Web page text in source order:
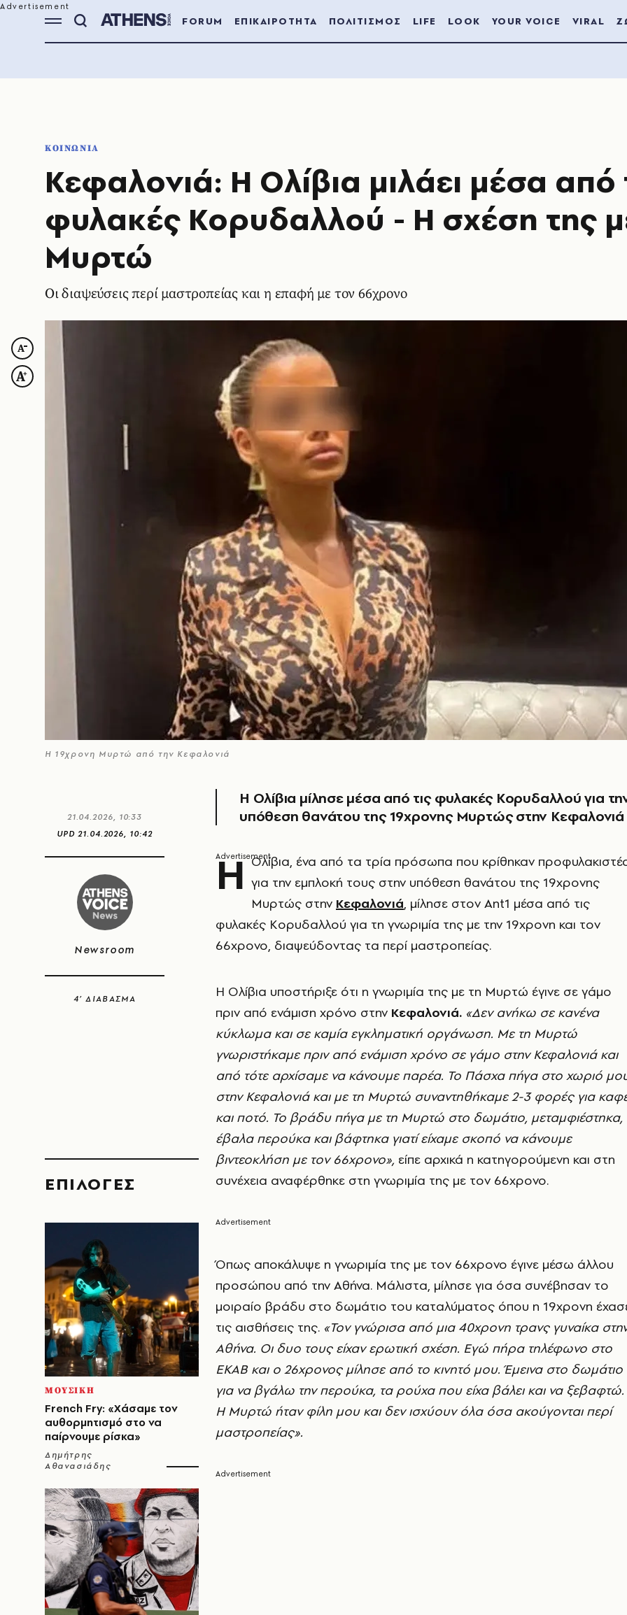
FORUM ΕΠΙΚΑΙΡΟΤΗΤΑ ΠΟΛΙΤΙΣΜΟΣ LIFE LOOK YOUR VOICE VIRAL
ΚΟΙΝΩΝΙΑ
Κεφαλονιά: Η Ολίβια μιλάει μέσα από
φυλακές Κορυδαλλού - Η σχέση της
Μυρτώ
Οι διαψεύσεις περί μαστροπείας και η επαφή με τον 66χρονο
Η 19χρονη Μυρτώ από την Κεφαλονιά
21.04.2026, 10:33
UPD21.04.2026, 10:42
Newsroom
4’ ΔΙΑΒΑΣΜΑ
EΠΙΛΟΓΈΣ
ΜΟΥΣΙΚΗ
French Fry: «Χάσαμε τον
αυθορμητισμό στο να
παίρνουμε ρίσκα»
Δημήτρης
Αθανασιάδης
H Ολίβια μίλησε μέσα από τις φυλακές Κορυδαλλού για
υπόθεση θανάτου της 19χρονης Μυρτώς στην Κεφαλονιά
Η Ολίβια, ένα από τα τρία πρόσωπα που κρίθηκαν
για την εμπλοκή τους στην υπόθεση θανάτου της 19χρονης
Μυρτώς στην Κεφαλονιά, μίλησε στον Ant1 μέσα από τις
φυλακές Κορυδαλλού για τη γνωριμία της με την 19χρονη και τον
66χρονο, διαψεύδοντας τα περί μαστροπείας.
Η Ολίβια υποστήριξε ότι η γνωριμία της με τη Μυρτώ έγινε σε γάμο
πριν από ενάμιση χρόνο στην Κεφαλονιά. «Δεν ανήκω σε κανένα
κύκλωμα και σε καμία εγκληματική οργάνωση. Με τη Μυρτώ
γνωριστήκαμε πριν από ενάμιση χρόνο σε γάμο στην Κεφαλονιά και
από τότε αρχίσαμε να κάνουμε παρέα. Το Πάσχα πήγα στο χωριό
στην Κεφαλονιά και με τη Μυρτώ συναντηθήκαμε 2-3 φορές για
και ποτό. Το βράδυ πήγα με τη Μυρτώ στο δωμάτιο, μεταμφιέστηκα,
έβαλα περούκα και βάφτηκα γιατί είχαμε σκοπό να κάνουμε
βιντεοκλήση με τον 66χρονο», είπε αρχικά η κατηγορούμενη και στη
συνέχεια αναφέρθηκε στη γνωριμία της με τον 66χρονο.
Όπως αποκάλυψε η γνωριμία της με τον 66χρονο έγινε μέσω άλλου
προσώπου από την Αθήνα. Μάλιστα, μίλησε για όσα συνέβησαν το
μοιραίο βράδυ στο δωμάτιο του καταλύματος όπου η 19χρονη
τις αισθήσεις της. «Τον γνώρισα από μια 40χρονη τρανς γυναίκα
Αθήνα. Οι δυο τους είχαν ερωτική σχέση. Εγώ πήρα τηλέφωνο στο
ΕΚΑΒ και ο 26χρονος μίλησε από το κινητό μου. Έμεινα στο δωμάτιο
για να βγάλω την περούκα, τα ρούχα που είχα βάλει και να ξεβαφτώ.
Η Μυρτώ ήταν φίλη μου και δεν ισχύουν όλα όσα ακούγονται περί
μαστροπείας».